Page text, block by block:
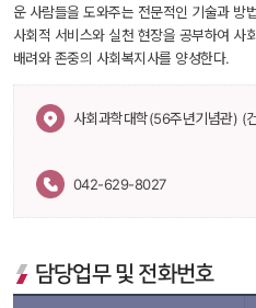
운 사람들을 도와주는 전문적인 기술과 방
사회적 서비스와 실천 현장을 공부하여 사
배려와 존중의 사회복지사를 양성한다.
사회과학대학(56주년기념관) (
042-629-8027
담당업무 및 전화번호